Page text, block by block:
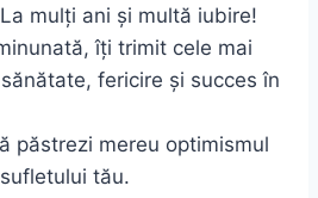
mulți ani și multă iubire!
îți trimit cele mai
fericire și succes în
păstrezi mereu optimismul
tău.